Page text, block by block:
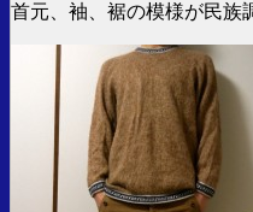
首元、袖、裾の模様が民族